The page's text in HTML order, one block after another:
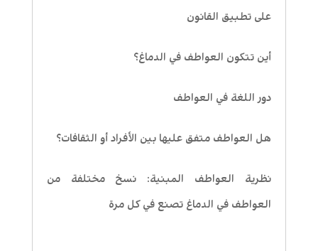
على تطبيق القانون
أين تتكون العواطف في الدماغ؟
دور اللغة في العواطف
هل العواطف متفق عليها بين الأفراد أو الثقافات؟
نظرية العواطف المبنية: نسخ مختلفة من
العواطف في الدماغ تصنع في كل مرة